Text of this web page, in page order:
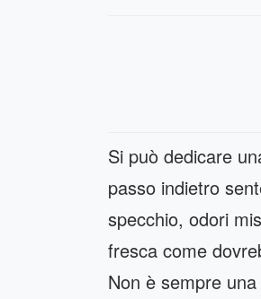
Si può dedicare
passo indietro
specchio, odori
fresca come
Non è sempre